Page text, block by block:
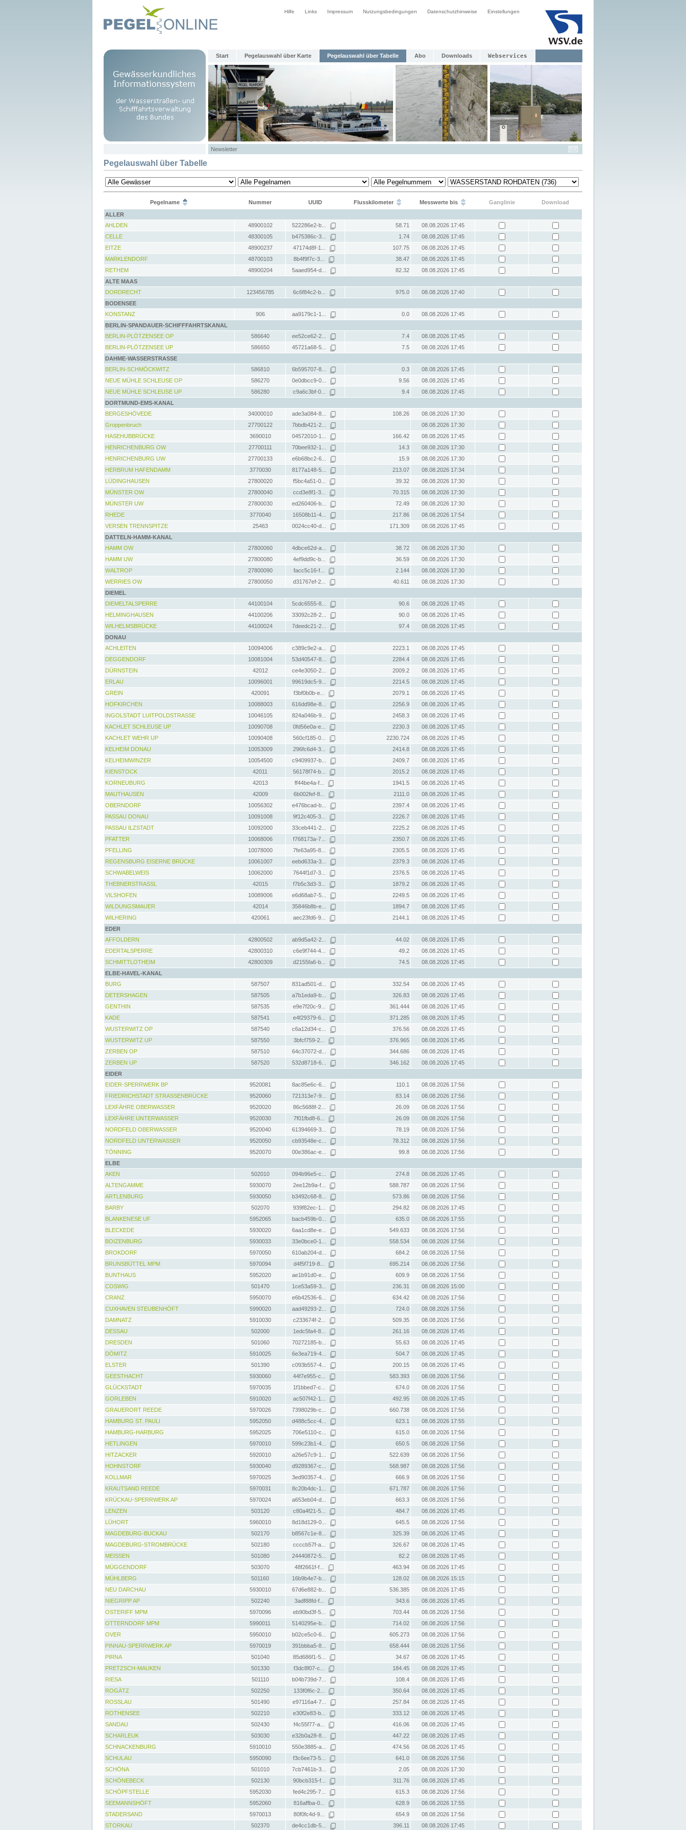
Hilfe Links Impressum Nutzungsbedingungen Datenschutzhinweise Einstellungen
Start Pegelauswahl über Karte Pegelauswahl über Tabelle Abo Downloads Webservices
Newsletter
Pegelauswahl über Tabelle
Pegelname Nummer UUID Flusskilometer Messwerte bis Ganglinie
Download
ALLER
AHLDEN
48900102 522286e2-b... 58.71
08.08.2026 17:45
CELLE
48300105 b475386c-3... 1.74
08.08.2026 17:45
EITZE
48900237 47174d8f-1... 107.75
08.08.2026 17:45
MARKLENDORF
48700103 8b4f9f7c-3... 38.47
08.08.2026 17:45
RETHEM
48900204 5aaed954-d... 82.32
08.08.2026 17:45
ALTE MAAS
DORDRECHT
123456785 6c6f84c2-b... 975.0
08.08.2026 17:40
BODENSEE
KONSTANZ
906 aa9179c1-1... 0.0
08.08.2026 17:45
BERLIN-SPANDAUER-SCHIFFFAHRTSKANAL
BERLIN-PLÖTZENSEE OP
586640 ee52ce62-2... 7.4
08.08.2026 17:45
BERLIN-PLÖTZENSEE UP
586650 45721a68-5... 7.5
08.08.2026 17:45
DAHME-WASSERSTRASSE
BERLIN-SCHMÖCKWITZ
586810 6b595707-8... 0.3
08.08.2026 17:45
NEUE MÜHLE SCHLEUSE OP
586270 0e0dbcc9-0... 9.56
08.08.2026 17:45
NEUE MÜHLE SCHLEUSE UP
586280 c9a6c3bf-0... 9.4
08.08.2026 17:45
DORTMUND-EMS-KANAL
BERGESHÖVEDE
34000010 ade3a084-8... 108.26
08.08.2026 17:30
Groppenbruch
27700122 7bbdb421-2...
08.08.2026 17:30
HASEHUBBRÜCKE
3690010 04572010-1... 166.42
08.08.2026 17:45
HENRICHENBURG OW
27700111 70bee932-1... 14.3
08.08.2026 17:30
HENRICHENBURG UW
27700133 e6b68bc2-6... 15.9
08.08.2026 17:30
HERBRUM HAFENDAMM
3770030 8177a148-5... 213.07
08.08.2026 17:34
LÜDINGHAUSEN
27800020 f5bc4a51-0... 39.32
08.08.2026 17:30
MÜNSTER OW
27800040 ccd3e8f1-3... 70.315
08.08.2026 17:30
MÜNSTER UW
27800030 ed260406-b... 72.49
08.08.2026 17:30
RHEDE
3770040 16508b11-4... 217.86
08.08.2026 17:54
VERSEN TRENNSPITZE
25463 0024cc40-d... 171.309
08.08.2026 17:45
DATTELN-HAMM-KANAL
HAMM OW
27800060 4dbce62d-a... 38.72
08.08.2026 17:30
HAMM UW
27800080 4ef9dd9c-b... 36.59
08.08.2026 17:30
WALTROP
27800090 facc5c16-f... 2.144
08.08.2026 17:30
WERRIES OW
27800050 d31767ef-2... 40.611
08.08.2026 17:30
DIEMEL
DIEMELTALSPERRE
44100104 5cdc6555-8... 90.6
08.08.2026 17:45
HELMINGHAUSEN
44100206 33092c28-2... 90.0
08.08.2026 17:45
WILHELMSBRÜCKE
44100024 7deedc21-2... 97.4
08.08.2026 17:45
DONAU
ACHLEITEN
10094006 c389c9e2-a... 2223.1
08.08.2026 17:45
DEGGENDORF
10081004 53d40547-8... 2284.4
08.08.2026 17:45
DÜRNSTEIN
42012 ce4e3050-2... 2009.2
08.08.2026 17:45
ERLAU
10096001 99619dc5-9... 2214.5
08.08.2026 17:45
GREIN
420091 f3bf0b0b-e... 2079.1
08.08.2026 17:45
HOFKIRCHEN
10088003 616dd98e-8... 2256.9
08.08.2026 17:45
INGOLSTADT LUITPOLDSTRASSE
10046105 824a046b-9... 2458.3
08.08.2026 17:45
KACHLET SCHLEUSE UP
10090708 0fd56e0a-e... 2230.3
08.08.2026 17:45
KACHLET WEHR UP
10090408 560cf185-0... 2230.724
08.08.2026 17:45
KELHEIM DONAU
10053009 296fc6d4-3... 2414.8
08.08.2026 17:45
KELHEIMWINZER
10054500 c9409937-b... 2409.7
08.08.2026 17:45
KIENSTOCK
42011 56178f74-b... 2015.2
08.08.2026 17:45
KORNEUBURG
42013 ff44be4a-f... 1941.5
08.08.2026 17:45
MAUTHAUSEN
42009 6b002fef-8... 2111.0
08.08.2026 17:45
OBERNDORF
10056302 e476bcad-b... 2397.4
08.08.2026 17:45
PASSAU DONAU
10091008 9f12c405-3... 2226.7
08.08.2026 17:45
PASSAU ILZSTADT
10092000 33ceb441-2... 2225.2
08.08.2026 17:45
PFATTER
10068006 f768173a-7... 2350.7
08.08.2026 17:45
PFELLING
10078000 7fe63a95-8... 2305.5
08.08.2026 17:45
REGENSBURG EISERNE BRÜCKE
10061007 eebd633a-3... 2379.3
08.08.2026 17:45
SCHWABELWEIS
10062000 7644f1d7-3... 2376.5
08.08.2026 17:45
THEBNERSTRASSL
42015 f7b5c3d3-3... 1879.2
08.08.2026 17:45
VILSHOFEN
10089006 e6d68ab7-5... 2249.5
08.08.2026 17:45
WILDUNGSMAUER
42014 35846b8b-e... 1894.7
08.08.2026 17:45
WILHERING
420061 aec23fd6-9... 2144.1
08.08.2026 17:45
EDER
AFFOLDERN
42800502 ab9d5a42-2... 44.02
08.08.2026 17:45
EDERTALSPERRE
42800310 c6e9f744-4... 49.2
08.08.2026 17:45
SCHMITTLOTHEIM
42800309 d2155fa6-b... 74.5
08.08.2026 17:45
ELBE-HAVEL-KANAL
BURG
587507 831ad501-d... 332.54
08.08.2026 17:45
DETERSHAGEN
587505 a7b1eda9-b... 326.83
08.08.2026 17:45
GENTHIN
587535 e9e7f20c-9... 361.444
08.08.2026 17:45
KADE
587541 e4f29379-6... 371.285
08.08.2026 17:45
WUSTERWITZ OP
587540 c6a12d34-c... 376.56
08.08.2026 17:45
WUSTERWITZ UP
587550 3bfcf759-2... 376.965
08.08.2026 17:45
ZERBEN OP
587510 64c37072-d... 344.686
08.08.2026 17:45
ZERBEN UP
587520 532d8718-6... 346.162
08.08.2026 17:45
EIDER
EIDER-SPERRWERK BP
9520081 8ac85e6c-6... 110.1
08.08.2026 17:56
FRIEDRICHSTADT STRASSENBRÜCKE
9520060 721313e7-9... 83.14
08.08.2026 17:56
LEXFÄHRE OBERWASSER
9520020 86c5688f-2... 26.09
08.08.2026 17:56
LEXFÄHRE UNTERWASSER
9520030 7f01fbd8-6... 26.09
08.08.2026 17:56
NORDFELD OBERWASSER
9520040 61394669-3... 78.19
08.08.2026 17:56
NORDFELD UNTERWASSER
9520050 cb93548e-c... 78.312
08.08.2026 17:56
TÖNNING
9520070 00e386ac-e... 99.8
08.08.2026 17:56
ELBE
AKEN
502010 094b96e5-c... 274.8
08.08.2026 17:45
ALTENGAMME
5930070 2ee12b9a-f... 588.787
08.08.2026 17:56
ARTLENBURG
5930050 b3492c68-8... 573.86
08.08.2026 17:56
BARBY
502070 939f82ec-1... 294.82
08.08.2026 17:45
BLANKENESE UF
5952065 bacb459b-0... 635.0
08.08.2026 17:55
BLECKEDE
5930020 6aa1cd8e-e... 549.633
08.08.2026 17:56
BOIZENBURG
5930033 33e0bce0-1... 558.534
08.08.2026 17:56
BROKDORF
5970050 610ab204-d... 684.2
08.08.2026 17:56
BRUNSBÜTTEL MPM
5970094 d4f5f719-8... 695.214
08.08.2026 17:56
BUNTHAUS
5952020 ae1b91d0-e... 609.9
08.08.2026 17:56
COSWIG
501470 1ce53a59-3... 236.31
08.08.2026 15:00
CRANZ
5950070 e6b42536-6... 634.42
08.08.2026 17:56
CUXHAVEN STEUBENHÖFT
5990020 aad49293-2... 724.0
08.08.2026 17:56
DAMNATZ
5910030 c233674f-2... 509.35
08.08.2026 17:56
DESSAU
502000 1edc5fa4-8... 261.16
08.08.2026 17:45
DRESDEN
501060 70272185-b... 55.63
08.08.2026 17:45
DÖMITZ
5910025 6e3ea719-4... 504.7
08.08.2026 17:45
ELSTER
501390 c093b557-4... 200.15
08.08.2026 17:45
GEESTHACHT
5930060 44f7e955-c... 583.393
08.08.2026 17:56
GLÜCKSTADT
5970035 1f1bbed7-c... 674.0
08.08.2026 17:56
GORLEBEN
5910020 ac507f42-1... 492.95
08.08.2026 17:45
GRAUERORT REEDE
5970026 7398029b-c... 660.738
08.08.2026 17:56
HAMBURG ST. PAULI
5952050 d488c5cc-4... 623.1
08.08.2026 17:55
HAMBURG-HARBURG
5952025 706e5110-c... 615.0
08.08.2026 17:56
HETLINGEN
5970010 599c23b1-4... 650.5
08.08.2026 17:56
HITZACKER
5920010 a26e57c9-1... 522.639
08.08.2026 17:56
HOHNSTORF
5930040 d9289367-c... 568.987
08.08.2026 17:56
KOLLMAR
5970025 3ed90357-4... 666.9
08.08.2026 17:56
KRAUTSAND REEDE
5970031 8c20b4dc-1... 671.787
08.08.2026 17:56
KRÜCKAU-SPERRWERK AP
5970024 a653eb04-d... 663.3
08.08.2026 17:56
LENZEN
503120 c80a4f21-5... 484.7
08.08.2026 17:45
LÜHORT
5960010 8d18d129-0... 645.5
08.08.2026 17:56
MAGDEBURG-BUCKAU
502170 b8567c1e-8... 325.39
08.08.2026 17:45
MAGDEBURG-STROMBRÜCKE
502180 ccccb57f-a... 326.67
08.08.2026 17:45
MEISSEN
501080 24440872-5... 82.2
08.08.2026 17:45
MÜGGENDORF
503070 48f2661f-f... 463.94
08.08.2026 17:45
MÜHLBERG
501160 16b9b4e7-b... 128.02
08.08.2026 15:15
NEU DARCHAU
5930010 67d6e882-b... 536.385
08.08.2026 17:45
NIEGRIPP AP
502240 3adf88fd-f... 343.6
08.08.2026 17:45
OSTERIFF MPM
5970096 eb90bd3f-5... 703.44
08.08.2026 17:56
OTTERNDORF MPM
5990011 5140295e-b... 714.02
08.08.2026 17:56
OVER
5950010 b02ce5c0-6... 605.273
08.08.2026 17:56
PINNAU-SPERRWERK AP
5970019 391bbba5-8... 658.444
08.08.2026 17:56
PIRNA
501040 85d686f1-5... 34.67
08.08.2026 17:45
PRETZSCH-MAUKEN
501330 f3dc8f07-c... 184.45
08.08.2026 17:45
RIESA
501110 b04b739d-7... 108.4
08.08.2026 17:45
ROGÄTZ
502250 133f0f6c-2... 350.64
08.08.2026 17:45
ROSSLAU
501490 e97116a4-7... 257.84
08.08.2026 17:45
ROTHENSEE
502210 e30f2e83-b... 333.12
08.08.2026 17:45
SANDAU
502430 f4c55f77-a... 416.06
08.08.2026 17:45
SCHARLEUK
503030 e32b0a28-8... 447.22
08.08.2026 17:45
SCHNACKENBURG
5910010 550e3885-a... 474.56
08.08.2026 17:45
SCHULAU
5950090 f3c6ee73-5... 641.0
08.08.2026 17:56
SCHÖNA
501010 7cb7461b-3... 2.05
08.08.2026 17:30
SCHÖNEBECK
502130 90bcb315-f... 311.76
08.08.2026 17:45
SCHÖPFSTELLE
5952030 fed4c295-7... 615.3
08.08.2026 17:56
SEEMANNSHÖFT
5952060 816affba-0... 628.9
08.08.2026 17:55
STADERSAND
5970013 80f0fc4d-9... 654.9
08.08.2026 17:56
STORKAU
502370 de4cc1db-5... 396.11 08.08.2026 17:45